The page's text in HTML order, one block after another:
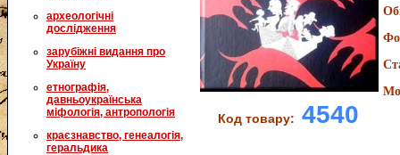
археологічні
дослідження
зарубіжні видання про
Україну
етнографія,
давньоукраїнська
міфологія, антропологія
краєзнавство, генеалогія,
геральдика
Код товару: 4540